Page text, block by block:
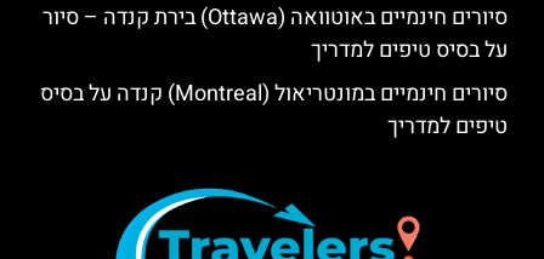
סיורים חינמיים באוטוואה (Ottawa) בירת קנדה – סיור
על בסיס טיפים למדריך
סיורים חינמיים במונטריאול (Montreal) קנדה על בסיס
טיפים למדריך